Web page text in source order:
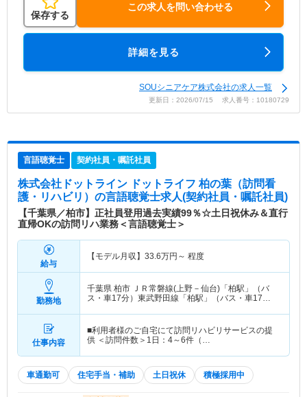
保存する
この求人を問い合わせる
詳細を見る
SOUシニアケア株式会社の求人一覧
更新日：2026/07/15 求人番号：10180729
言語聴覚士 契約社員・嘱託社員
株式会社ドットライン ドットライフ 柏の葉（訪問看
護・リハビリ） の言語聴覚士求人(契約社員・嘱託社員)
【千葉県／柏市】正社員登用過去実績99％☆土日祝休み＆直行
直帰OKの訪問リハ業務＜言語聴覚士＞
給与
【モデル月収】 33.6万円～ 程度
勤務地
千葉県 柏市 ＪＲ常磐線(上野－仙台)「柏駅」（バ
ス・車17分）東武野田線「柏駅」（バス・車17
仕事内容
■利用者様のご自宅にて訪問リハビリサービスの提
供 ＜訪問件数＞1日：4～6件（…
車通勤可 住宅手当・補助 土日祝休 積極採用中